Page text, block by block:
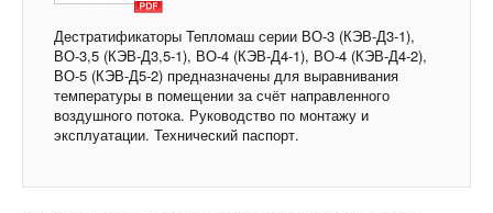
Дестратификаторы Тепломаш серии ВО-3 (КЭВ-Д3-1),
ВО-3,5 (КЭВ-Д3,5-1), ВО-4 (КЭВ-Д4-1), ВО-4 (КЭВ-Д4-2),
ВО-5 (КЭВ-Д5-2) предназначены для выравнивания
температуры в помещении за счёт направленного
воздушного потока. Руководство по монтажу и
эксплуатации. Технический паспорт.